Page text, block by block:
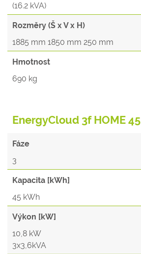
(16.2 kVA)
Rozměry (Š x V x H)
1885 mm 1850 mm 250 mm
Hmotnost
690 kg
EnergyCloud 3f HOME 45
Fáze
3
Kapacita [kWh]
45 kWh
Výkon [kW]
10,8 kW
3x3,6kVA